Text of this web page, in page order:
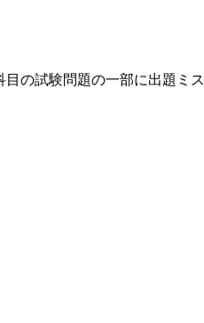
の試験問題の一部に出題ミス